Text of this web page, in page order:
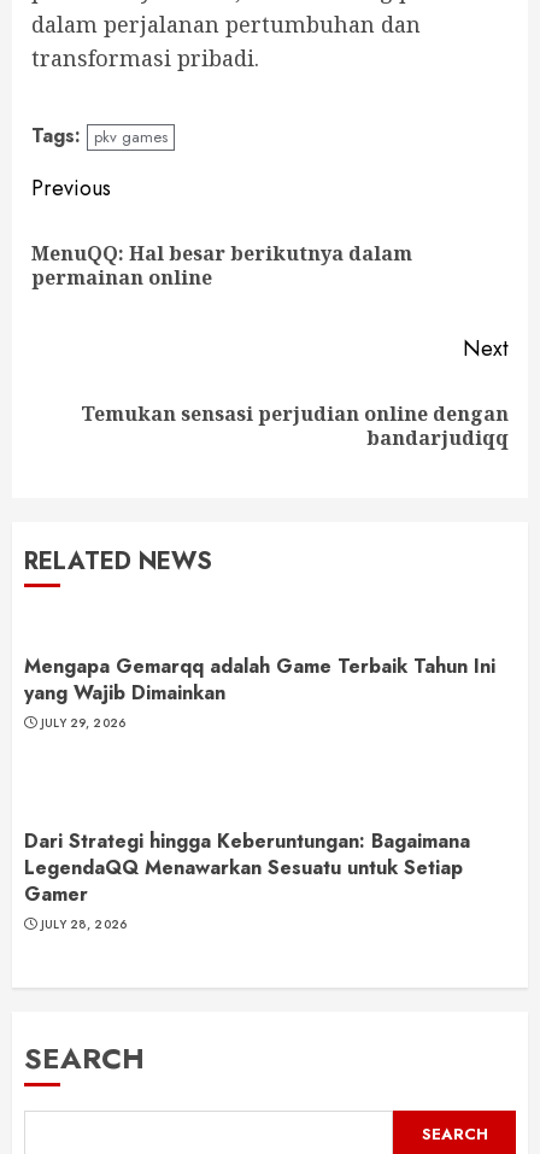
dalam perjalanan pertumbuhan dan
transformasi pribadi.
Tags: pkv games
Continue
Reading
Previous
MenuQQ: Hal besar berikutnya dalam
permainan online
Next
Temukan sensasi perjudian online dengan
bandarjudiqq
RELATED NEWS
Mengapa Gemarqq adalah Game Terbaik Tahun Ini
yang Wajib Dimainkan
JULY 29, 2026
Dari Strategi hingga Keberuntungan: Bagaimana
LegendaQQ Menawarkan Sesuatu untuk Setiap
Gamer
JULY 28, 2026
SEARCH
SEARCH